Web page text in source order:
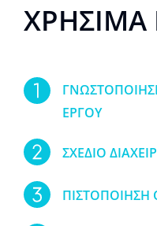
ΧΡΉΣΙΜΑ
ΕΡΓΟΥ
ΣΧΕΔΙΟ
ΠΙΣΤΟΠΟΙΗΣΗ